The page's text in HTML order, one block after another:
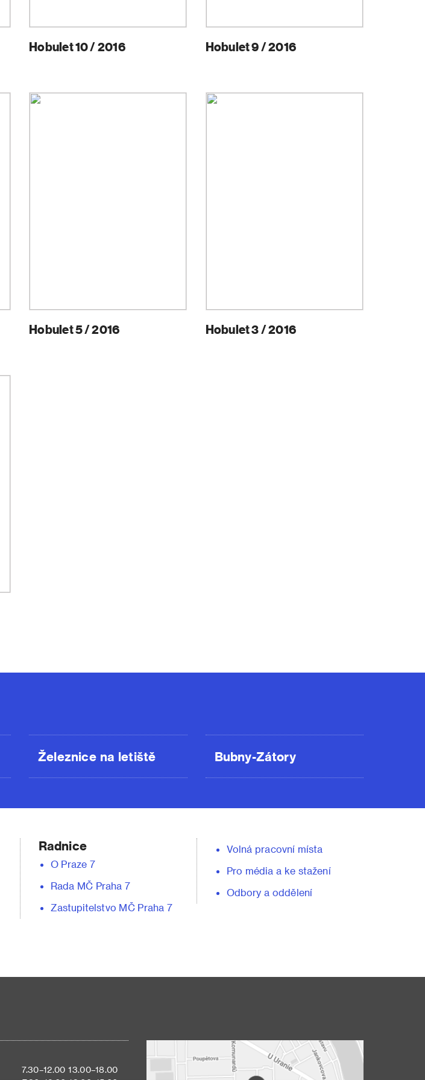
Hobulet 10 / 2016 Hobulet 9 / 2016
Hobulet 5 / 2016 Hobulet 3 / 2016
Železnice na letiště Bubny-Zátory
Radnice
O Praze 7
Rada MČ Praha 7
Zastupitelstvo MČ Praha 7
Volná pracovní místa
Pro média a ke stažení
Odbory a oddělení
7.30–12.00 13.00–18.00